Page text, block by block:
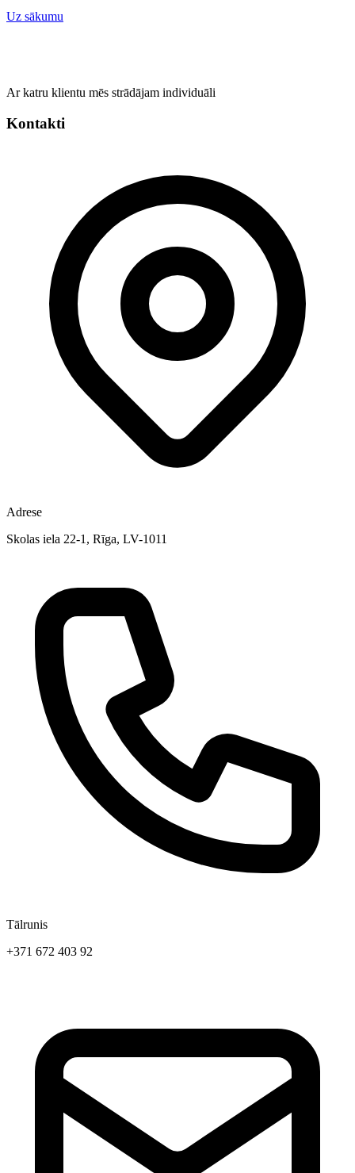
Uz sākumu
Ar katru klientu mēs strādājam individuāli
Kontakti
Adrese
Skolas iela 22-1, Rīga, LV-1011
Tālrunis
+371 672 403 92